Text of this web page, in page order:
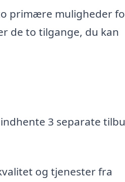
primære muligheder
de to tilgange, du kan
3 separate
og tjenester fra